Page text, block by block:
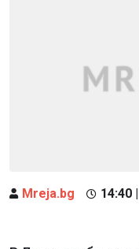
Mreja.bg 14:40